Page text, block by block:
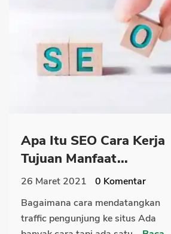
Apa Itu SEO Cara Kerja
Tujuan Manfaat...
26 Maret 2021 0 Komentar
Bagaimana cara mendatangkan
traffic pengunjung ke situs Ada